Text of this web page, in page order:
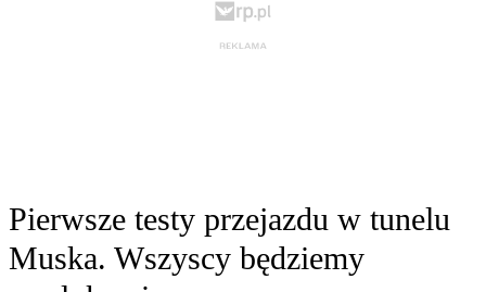
Pierwsze testy przejazdu w tunelu
Muska. Wszyscy będziemy